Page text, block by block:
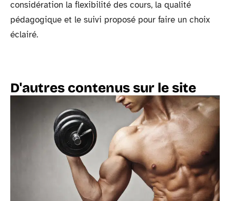
considération la flexibilité des cours, la qualité
pédagogique et le suivi proposé pour faire un choix
éclairé.
D'autres contenus sur le site